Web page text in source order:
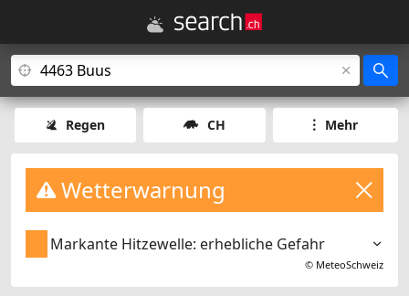
Regen CH Mehr
Wetterwarnung
Markante Hitzewelle: erhebliche Gefahr
© MeteoSchweiz